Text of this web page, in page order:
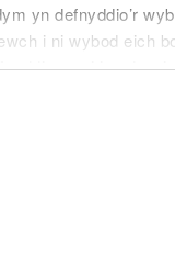
yn defnyddio’r
i ni wybod eich
cwci i gadw
am ein cwcis